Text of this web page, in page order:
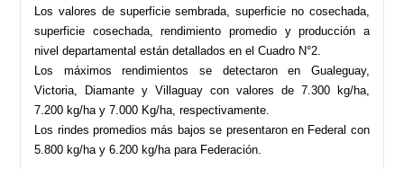
Los valores de superficie sembrada, superficie no cosechada,
superficie cosechada, rendimiento promedio y producción a
nivel departamental están detallados en el Cuadro N°2.
Los máximos rendimientos se detectaron en Gualeguay,
Victoria, Diamante y Villaguay con valores de 7.300 kg/ha,
7.200 kg/ha y 7.000 Kg/ha, respectivamente.
Los rindes promedios más bajos se presentaron en Federal con
5.800 kg/ha y 6.200 kg/ha para Federación.